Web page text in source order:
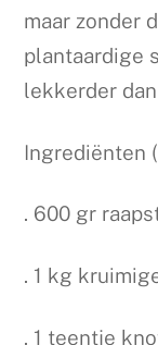
maar zonder
plantaardige
lekkerder
Ingrediënten
. 600 gr
. 1 kg
. 1 teentje